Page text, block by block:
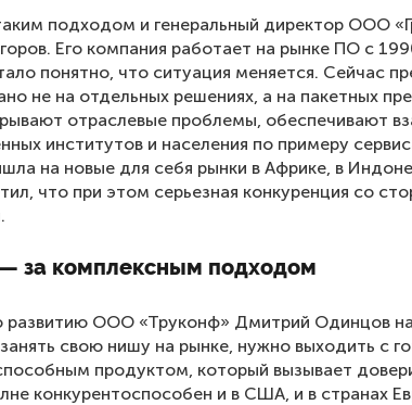
подходом и генеральный директор ООО
Его компания работает на рынке ПО с
понятно, что ситуация меняется. Сейчас
не на отдельных решениях, а на пакетных
отраслевые проблемы, обеспечивают
институтов и населения по примеру
на новые для себя рынки в Африке, в
что при этом серьезная конкуренция со
за комплексным подходом
развитию ООО «Труконф» Дмитрий Одинцов
свою нишу на рынке, нужно выходить с
продуктом, который вызывает
конкурентоспособен и в США, и в странах